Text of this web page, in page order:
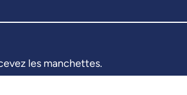
les manchettes.